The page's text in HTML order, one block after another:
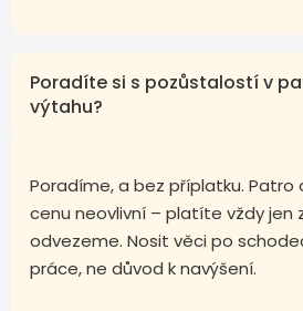
Poradíte si s pozůstalostí v
výtahu?
Poradíme, a bez příplatku. Patro
cenu neovlivní – platíte vždy jen
odvezeme. Nosit věci po
práce, ne důvod k navýšení.